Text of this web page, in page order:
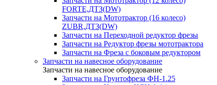
FORTE,ДТЗ(DW)
Запчасти на Мототрактор (16 колесо)
ZUBR,ДТЗ(DW)
Запчасти на Переходной редуктор фрезы
Запчасти на Редуктор фрезы мототрактора
Запчасти на Фреза с боковым редуктором
Запчасти на навесное оборудование
Запчасти на навесное оборудование
Запчасти на Грунтофреза ФН-1.25